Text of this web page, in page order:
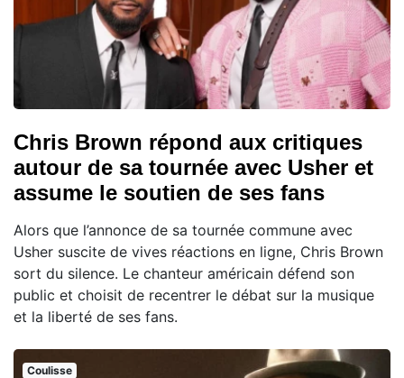
Chris Brown répond aux critiques
autour de sa tournée avec Usher et
assume le soutien de ses fans
Alors que l’annonce de sa tournée commune avec
Usher suscite de vives réactions en ligne, Chris Brown
sort du silence. Le chanteur américain défend son
public et choisit de recentrer le débat sur la musique
et la liberté de ses fans.
Coulisse